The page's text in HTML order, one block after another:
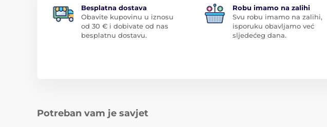
Besplatna dostava
Obavite kupovinu u iznosu
od 30 € i dobivate od nas
besplatnu dostavu.
Robu imamo na zalihi
Svu robu imamo na zalihi,
isporuku obavljamo već
sljedećeg dana.
Potreban vam je savjet